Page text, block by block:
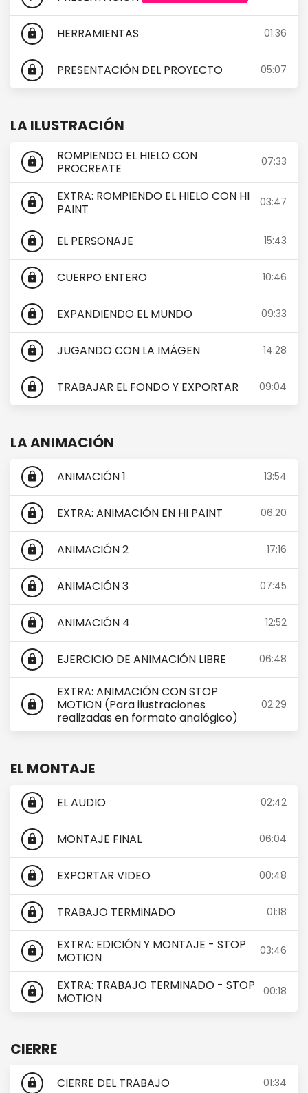
lock HERRAMIENTAS 01:36
lock PRESENTACIÓN DEL PROYECTO 05:07
LA ILUSTRACIÓN
lock
ROMPIENDO EL HIELO CON
PROCREATE
07:33
lock
EXTRA: ROMPIENDO EL HIELO CON HI
PAINT
03:47
lock EL PERSONAJE 15:43
lock CUERPO ENTERO 10:46
lock EXPANDIENDO EL MUNDO 09:33
lock JUGANDO CON LA IMÁGEN 14:28
lock TRABAJAR EL FONDO Y EXPORTAR 09:04
LA ANIMACIÓN
lock ANIMACIÓN 1 13:54
lock EXTRA: ANIMACIÓN EN HI PAINT 06:20
lock ANIMACIÓN 2 17:16
lock ANIMACIÓN 3 07:45
lock ANIMACIÓN 4 12:52
lock EJERCICIO DE ANIMACIÓN LIBRE 06:48
lock
EXTRA: ANIMACIÓN CON STOP
MOTION (Para ilustraciones
realizadas en formato analógico)
02:29
EL MONTAJE
lock EL AUDIO 02:42
lock MONTAJE FINAL 06:04
lock EXPORTAR VIDEO 00:48
lock TRABAJO TERMINADO 01:18
lock
EXTRA: EDICIÓN Y MONTAJE - STOP
MOTION
03:46
lock
EXTRA: TRABAJO TERMINADO - STOP
MOTION
00:18
CIERRE
lock CIERRE DEL TRABAJO 01:34